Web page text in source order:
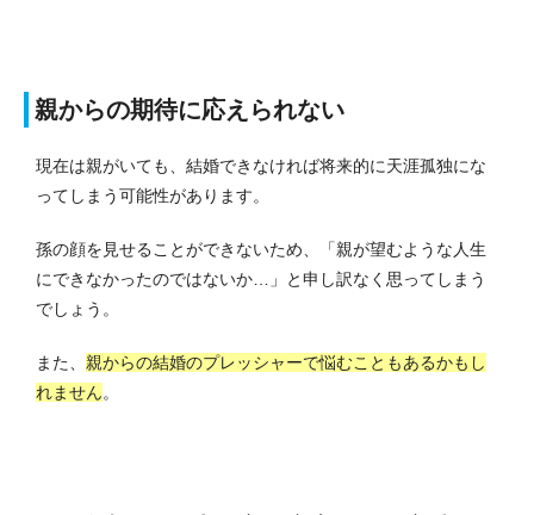
親からの期待に応えられない
現在は親がいても、結婚できなければ将来的に天涯孤独にな
ってしまう可能性があります。
孫の顔を見せることができないため、「親が望むような人生
にできなかったのではないか…」と申し訳なく思ってしまう
でしょう。
また、 親からの結婚のプレッシャーで悩むこともあるかもし
れません。